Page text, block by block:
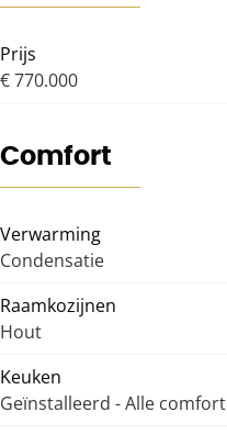
Prijs
€ 770.000
Comfort
Verwarming
Condensatie
Raamkozijnen
Hout
Keuken
Geïnstalleerd - Alle comfort